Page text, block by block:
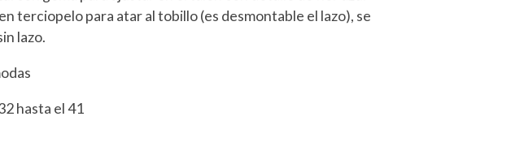
terciopelo para atar al tobillo (es desmontable el lazo), se
lazo.
hasta el 41